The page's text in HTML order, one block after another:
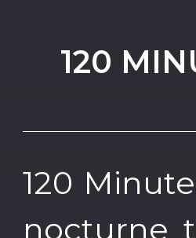
120
120
nocturne